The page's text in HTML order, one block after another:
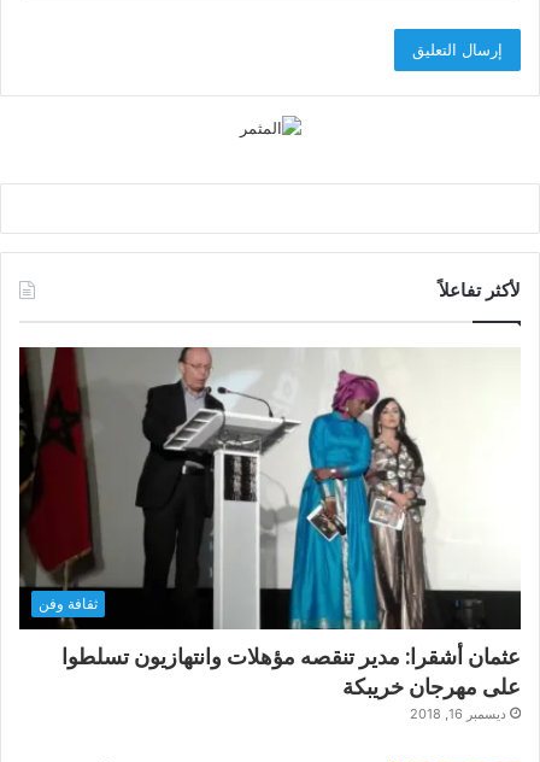
لأكثر تفاعلاً
ثقافة وفن
عثمان أشقرا: مدير تنقصه مؤهلات وانتهازيون تسلطوا
على مهرجان خريبكة
ديسمبر 16, 2018